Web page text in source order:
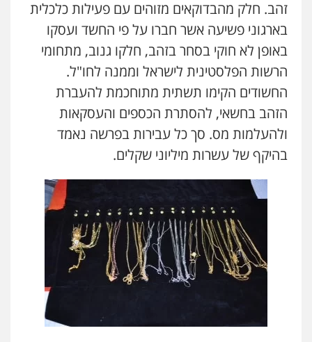
זהב. חלק מהבדוקאים מזוהים עם פעילות כלכלית
בארגוני פשיעה אשר חברו על פי החשד ועסקו
באופן לא חוקי בסחר בזהב, חלקו גנוב, מתחומי
הרשות הפלסטינית לישראל וממנה לחו"ל.
החשודים הקימו תשתית מתוחכמת להעברת
הזהב בחשאי, להסתרת הכספים והעסקאות
ולהעלמות מס. סך כל עבירות בפרשה נאמד
בהיקף של עשרות מיליוני שקלים.